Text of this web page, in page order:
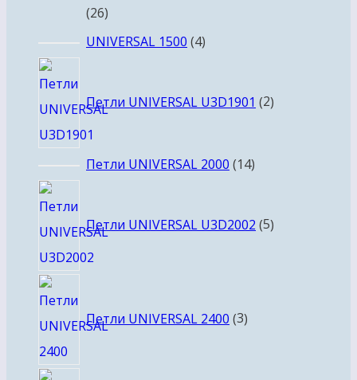
2626
товаров
UNIVERSAL 1500 44
Петли UNIVERSAL U3D1901 2товара
Петли UNIVERSAL 2000 1414
Петли UNIVERSAL U3D2002 5товаров
Петли UNIVERSAL 2400 3товара